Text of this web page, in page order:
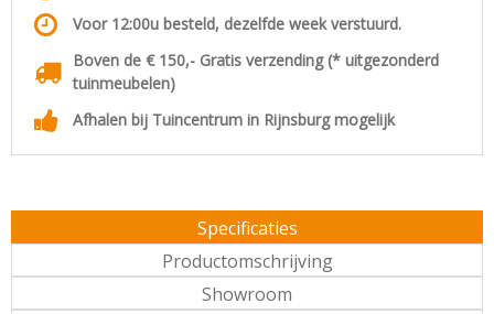
Voor 12:00u besteld, dezelfde week verstuurd.
Boven de € 150,- Gratis verzending (* uitgezonderd
tuinmeubelen)
Afhalen bij Tuincentrum in Rijnsburg mogelijk
Specificaties
Productomschrijving
Showroom